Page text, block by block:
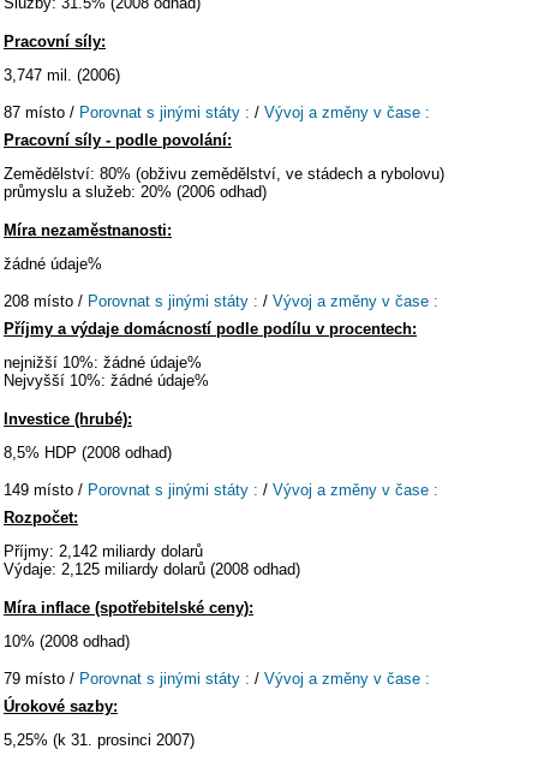
Pracovní síly:
3,747 mil. (2006)
87 místo / Porovnat s jinými státy : / Vývoj a změny v čase :
Pracovní síly - podle povolání:
Zemědělství: 80% (obživu zemědělství, ve stádech a rybolovu)
průmyslu a služeb: 20% (2006 odhad)
Míra nezaměstnanosti:
žádné údaje%
208 místo / Porovnat s jinými státy : / Vývoj a změny v čase :
Příjmy a výdaje domácností podle podílu v procentech:
nejnižší 10%: žádné údaje%
Nejvyšší 10%: žádné údaje%
Investice (hrubé):
8,5% HDP (2008 odhad)
149 místo / Porovnat s jinými státy : / Vývoj a změny v čase :
Rozpočet:
Příjmy: 2,142 miliardy dolarů
Výdaje: 2,125 miliardy dolarů (2008 odhad)
Míra inflace (spotřebitelské ceny):
10% (2008 odhad)
79 místo / Porovnat s jinými státy : / Vývoj a změny v čase :
Úrokové sazby:
5,25% (k 31. prosinci 2007)